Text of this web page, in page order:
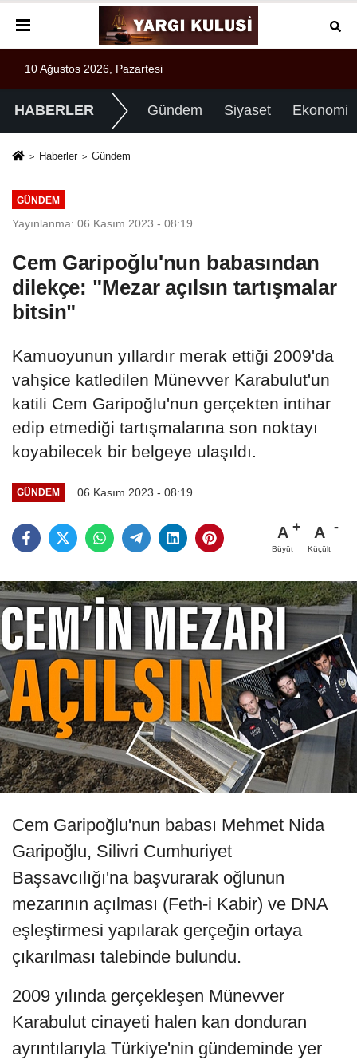
10 Ağustos 2026, Pazartesi
HABERLER Gündem Siyaset Ekonomi
Haberler Gündem
GÜNDEM
Yayınlanma: 06 Kasım 2023 - 08:19
Cem Garipoğlu'nun babasından
dilekçe: "Mezar açılsın tartışmalar
bitsin"
Kamuoyunun yıllardır merak ettiği 2009'da
vahşice katledilen Münevver Karabulut'un
katili Cem Garipoğlu'nun gerçekten intihar
edip etmediği tartışmalarına son noktayı
koyabilecek bir belgeye ulaşıldı.
GÜNDEM 06 Kasım 2023 - 08:19
A
Büyüt
A
Küçült
Cem Garipoğlu'nun babası Mehmet Nida
Garipoğlu, Silivri Cumhuriyet
Başsavcılığı'na başvurarak oğlunun
mezarının açılması (Feth-i Kabir) ve DNA
eşleştirmesi yapılarak gerçeğin ortaya
çıkarılması talebinde bulundu.
2009 yılında gerçekleşen Münevver
Karabulut cinayeti halen kan donduran
ayrıntılarıyla Türkiye'nin gündeminde yer